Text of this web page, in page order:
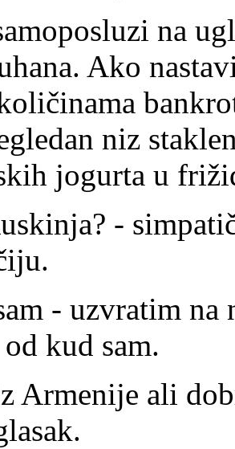
na
Ako
niz
jogurta u
-
- uzvratim na
kud sam.
Armenije ali